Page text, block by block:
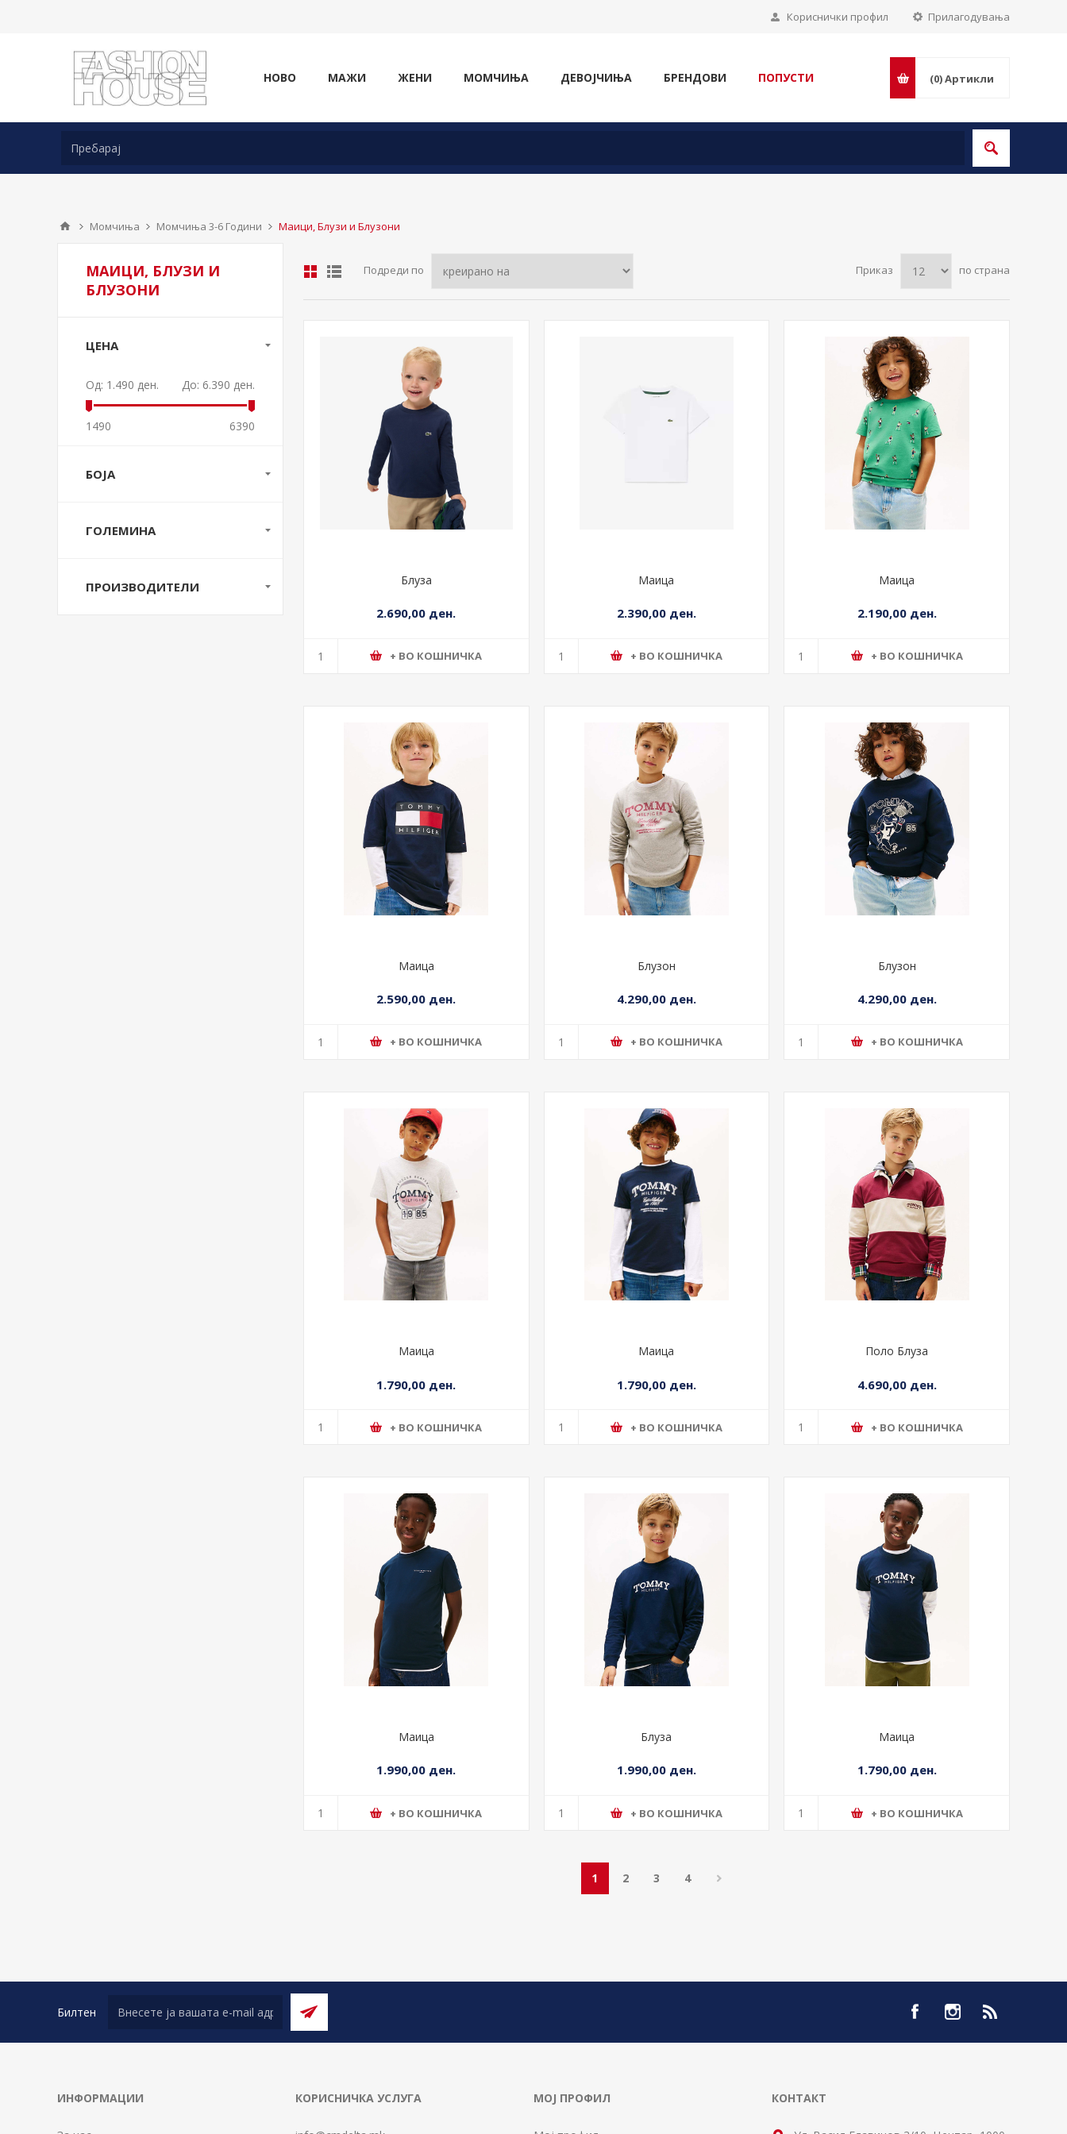
Прилагодувања
Кориснички профил
НОВО МАЖИ ЖЕНИ МОМЧИЊА ДЕВОЈЧИЊА БРЕНДОВИ ПОПУСТИ (0)Артикли
Момчиња Момчиња 3-6 Години Маици, Блузи и Блузони
Подреди по Приказ по страна
Блуза
2.690,00 ден.
+ ВО КОШНИЧКА
Маица
2.390,00 ден.
+ ВО КОШНИЧКА
Маица
2.190,00 ден.
+ ВО КОШНИЧКА
Маица
2.590,00 ден.
+ ВО КОШНИЧКА
Блузон
4.290,00 ден.
+ ВО КОШНИЧКА
Блузон
4.290,00 ден.
+ ВО КОШНИЧКА
Маица
1.790,00 ден.
+ ВО КОШНИЧКА
Маица
1.790,00 ден.
+ ВО КОШНИЧКА
Поло Блуза
4.690,00 ден.
+ ВО КОШНИЧКА
Маица
1.990,00 ден.
+ ВО КОШНИЧКА
Блуза
1.990,00 ден.
+ ВО КОШНИЧКА
Маица
1.790,00 ден.
+ ВО КОШНИЧКА
1 2 3 4
МАИЦИ, БЛУЗИ И
БЛУЗОНИ
ЦЕНА
Од: 1.490 ден. До: 6.390 ден.
1490 6390
БОЈА
ГОЛЕМИНА
ПРОИЗВОДИТЕЛИ
Билтен
ИНФОРМАЦИИ КОРИСНИЧКА УСЛУГА МОЈ ПРОФИЛ КОНТАКТ